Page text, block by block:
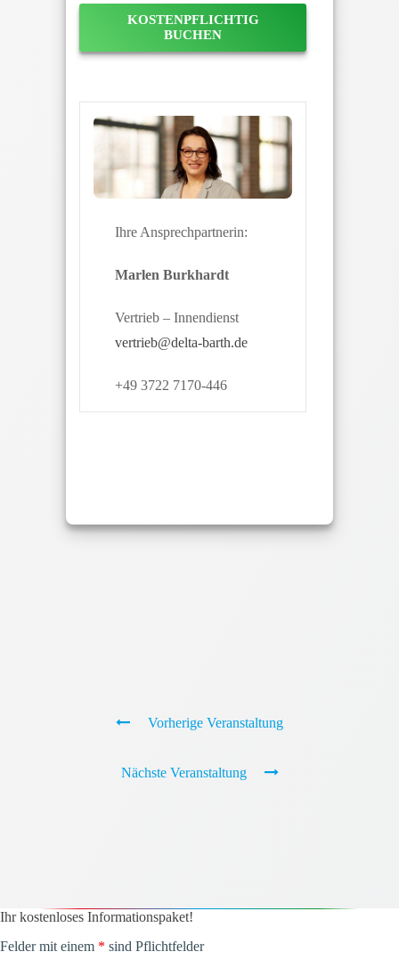
KOSTENPFLICHTIG
BUCHEN
Ihre Ansprechpartnerin:
Marlen Burkhardt
Vertrieb – Innendienst
vertrieb@delta-barth.de
+49 3722 7170-446
Vorherige Veranstaltung
Nächste Veranstaltung
Ihr kostenloses Informationspaket!
Felder mit einem * sind Pflichtfelder